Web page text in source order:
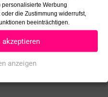
Werbung
die Zustimmung widerrufst,
beeinträchtigen.
anzeigen
ein